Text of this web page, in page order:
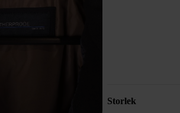
Storlek